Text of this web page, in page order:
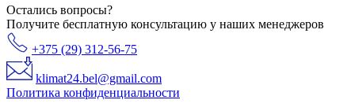
Остались вопросы?
Получите бесплатную консультацию у наших менеджеров
+375 (29) 312-56-75
klimat24.bel@gmail.com
Политика конфиденциальности